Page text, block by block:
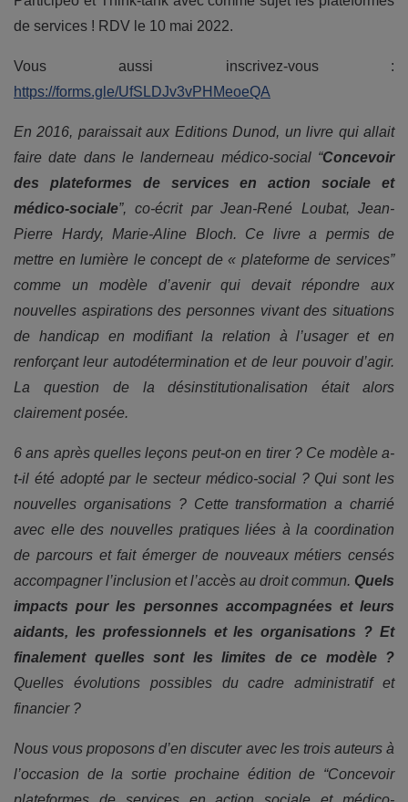
de services ! RDV le 10 mai 2022.
Vous aussi inscrivez-vous :
https://forms.gle/UfSLDJv3vPHMeoeQA
En 2016, paraissait aux Editions Dunod, un livre qui allait
faire date dans le landerneau médico-social “Concevoir
des plateformes de services en action sociale et
médico-sociale”, co-écrit parJean-René Loubat, Jean-
Pierre Hardy, Marie-Aline Bloch. Ce livre a permis de
mettre en lumière le concept de « plateforme de services”
comme un modèle d’avenir qui devait répondre aux
nouvelles aspirations des personnes vivant des situations
de handicap en modifiant la relation à l’usager et en
renforçant leur autodétermination et de leur pouvoir d’agir.
La question de la désinstitutionalisation était alors
clairement posée.
6 ans après quelles leçons peut-on en tirer ? Ce modèle a-
t-il été adopté par le secteur médico-social ? Qui sont les
nouvelles organisations ? Cette transformation a charrié
avec elle des nouvelles pratiques liées à la coordination
de parcours et fait émerger de nouveaux métiers censés
accompagner l’inclusion et l’accès au droit commun. Quels
impacts pour les personnes accompagnées et leurs
aidants, les professionnels et les organisations ? Et
finalement quelles sont les limites de ce modèle ?
Quelles évolutions possibles du cadre administratif et
financier ?
Nous vous proposons d’en discuter avec les trois auteurs à
l’occasion de la sortie prochaine édition de “Concevoir